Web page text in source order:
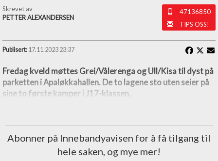
Skrevet av
PETTER ALEXANDERSEN
47136850
TIPS OSS!
Publisert: 17.11.2023 23:37
Fredag kveld møttes Grei/Vålerenga og Ull/Kisa til dyst på
parketten i Apaløkkahallen. De to lagene sto uten seier på
sine to første kamper i J17-klassen.
Abonner på Innebandyavisen for å få tilgang til
hele saken, og mye mer!